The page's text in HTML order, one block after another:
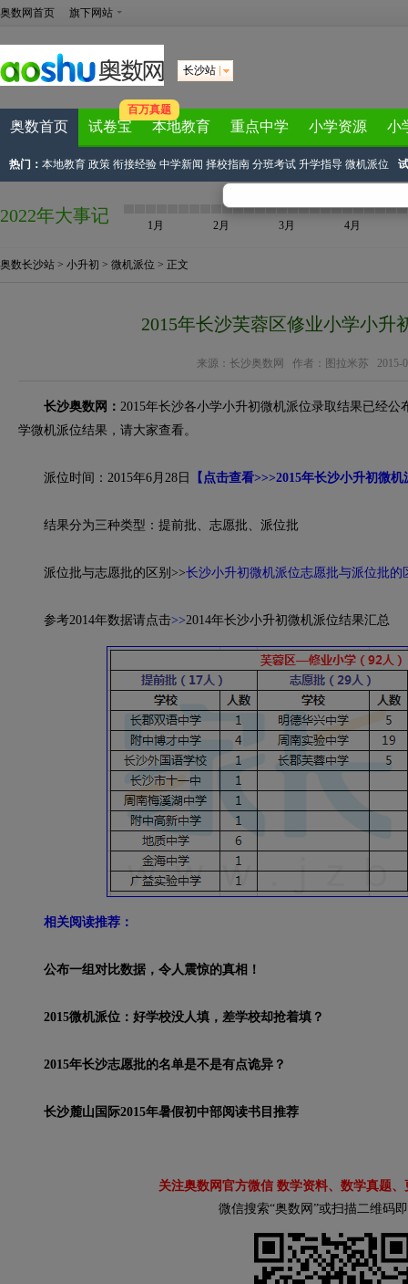
奥数网首页 旗下网站
长沙站
奥数首页 试卷宝
百万真题
本地教育 重点中学 小学资源 小
热门： 本地教育 政策 衔接经验 中学新闻 择校指南 分班考试 升学指导 微机派位
2022年大事记 1月 2月 3月 4月
奥数长沙站 > 小升初 > 微机派位 > 正文
2015年长沙芙蓉区修业小学小升
来源： 长沙奥数网 作者：图拉米苏 2015-
长沙奥数网： 2015年长沙各小学小升初微机派位录取结果已经
学微机派位结果，请大家查看。
派位时间：2015年6月28日 【点击查看>>>2015年长沙小升初微
结果分为三种类型：提前批、志愿批、派位批
派位批与志愿批的区别>>长沙小升初微机派位志愿批与派位批的
参考2014年数据请点击>>2014年长沙小升初微机派位结果汇总
相关阅读推荐：
公布一组对比数据，令人震惊的真相！
2015微机派位：好学校没人填，差学校却抢着填？
2015年长沙志愿批的名单是不是有点诡异？
长沙麓山国际2015年暑假初中部阅读书目推荐
关注奥数网官方微信 数学资料、数学真题
微信搜索“奥数网”或扫描二维码